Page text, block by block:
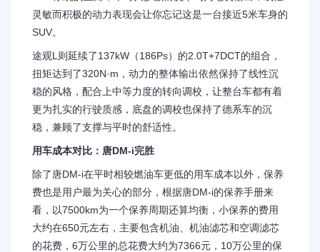
灵敏而积极的动力表现会让你忘记这是一台接近5米车身的
SUV。
途观L则延续了137kW（186Ps）的2.0T+7DCT的组合，
扭矩达到了320N·m，动力的整体输出依然保持了线性沉
稳的风格，配合上中等力度的转向调校，让整台车都有着
更为扎实的行驶质感，底盘的调校也保持了德系车的沉
稳，兼顾了支撑与平时的舒适性。
用车成本对比：唐DM-i完胜
除了唐DM-i在平时相较燃油车更低的用车成本以外，保养
费也是用户最为关心的部分，根据唐DM-i的保养手册来
看，以7500km为一个保养周期还算均衡，小保养的费用
大约在650元左右，主要包含机油、机油滤芯和空调滤芯
的花费，6万公里的总花费大约为7366元，10万公里的保